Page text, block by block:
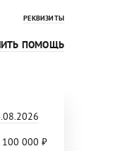
РЕКВИЗИТЫ
ПОМОЩЬ
100 000 ₽